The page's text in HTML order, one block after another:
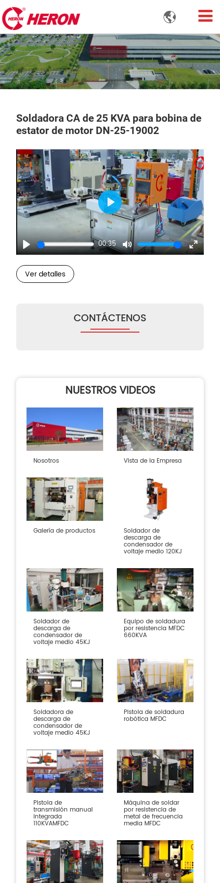

Soldadora CA de 25 KVA para bobina de
estator de motor DN-25-19002
Play
00:35
Mute
Enter
Play
Ver detalles
CONTÁCTENOS
NUESTROS VIDEOS
Nosotros Vista de la Empresa
Galería de productos Soldador de
descarga de
condensador de
voltaje medio 120KJ
Soldador de
descarga de
condensador de
voltaje medio 45KJ
Equipo de soldadura
por resistencia MFDC
660KVA
Soldadora de
descarga de
condensador de
voltaje medio 45KJ
Pistola de soldadura
robótica MFDC
Pistola de
transmisión manual
integrada
110KVAMFDC
Máquina de soldar
por resistencia de
metal de frecuencia
media MFDC